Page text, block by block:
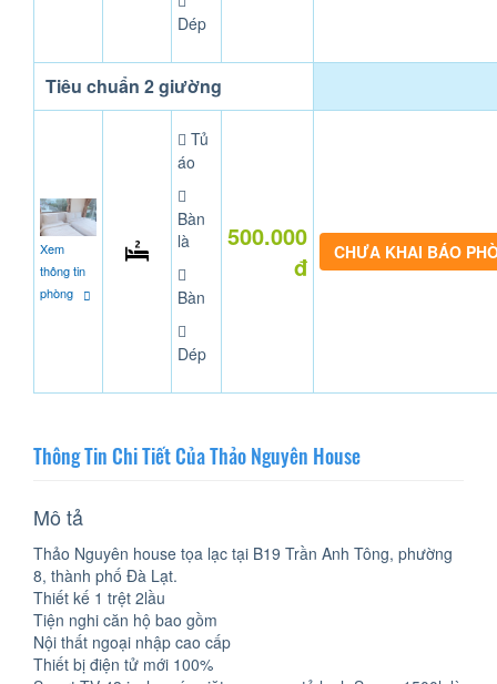
Dép
Tiêu chuẩn 2 giường
Xem
thông tin
phòng
Tủ
áo
Bàn
là
Bàn
Dép
500.000
đ
CHƯA KHAI BÁO
Thông Tin Chi Tiết Của Thảo Nguyên House
Mô tả
Thảo Nguyên house tọa lạc tại B19 Trần Anh Tông, phường
8, thành phố Đà Lạt.
Thiết kế 1 trệt 2lầu
Tiện nghi căn hộ bao gồm
Nội thất ngoại nhập cao cấp
Thiết bị điện tử mới 100%